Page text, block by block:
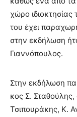
χώρο
του έχει
στην εκδήλωση
Γιαννόπουλος.
Στην εκδήλωση
κος Σ. Σταθούλης,
Τσιπουράκης, Κ.